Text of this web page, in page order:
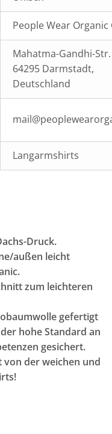
People Wear Organic
Mahatma-Gandhi-
64295 Darmstadt,
Deutschland
Langarmshirts
Druck.
außen leicht
zum leichteren
gefertigt
hohe Standard an
gesichert.
von der weichen und